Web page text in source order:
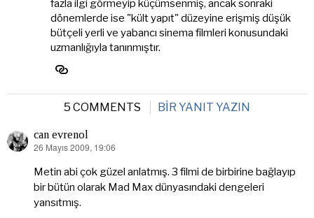
fazla ilgi görmeyip küçümsenmiş, ancak sonraki
dönemlerde ise "kült yapıt" düzeyine erişmiş düşük
bütçeli yerli ve yabancı sinema filmleri konusundaki
uzmanlığıyla tanınmıştır.
5 COMMENTS BIR YANIT YAZIN
can evrenol
dedi
26 Mayıs 2009, 19:06
Metin abi çok güzel anlatmış. 3 filmi de birbirine bağlayıp
bir bütün olarak Mad Max dünyasındaki dengeleri
yansıtmış.